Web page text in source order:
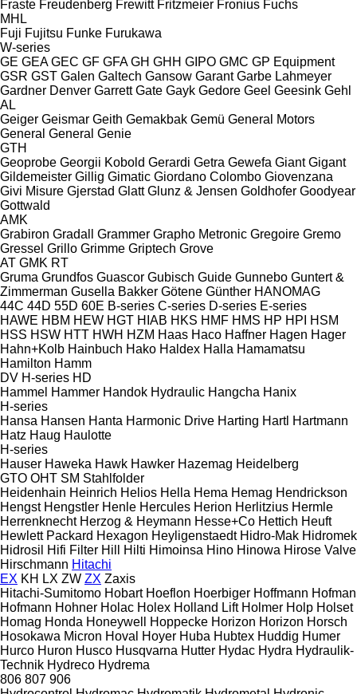
Fraste Freudenberg Frewitt Fritzmeier Fronius Fuchs
MHL
Fuji Fujitsu Funke Furukawa
W-series
GE GEA GEC GF GFA GH GHH GIPO GMC GP Equipment
GSR GST Galen Galtech Gansow Garant Garbe Lahmeyer
Gardner Denver Garrett Gate Gayk Gedore Geel Geesink Gehl
AL
Geiger Geismar Geith Gemakbak Gemü General Motors
General General Genie
GTH
Geoprobe Georgii Kobold Gerardi Getra Gewefa Giant Gigant
Gildemeister Gillig Gimatic Giordano Colombo Giovenzana
Givi Misure Gjerstad Glatt Glunz & Jensen Goldhofer Goodyear
Gottwald
AMK
Grabiron Gradall Grammer Grapho Metronic Gregoire Gremo
Gressel Grillo Grimme Griptech Grove
AT GMK RT
Gruma Grundfos Guascor Gubisch Guide Gunnebo Guntert &
Zimmerman Gusella Bakker Götene Günther HANOMAG
44C 44D 55D 60E B-series C-series D-series E-series
HAWE HBM HEW HGT HIAB HKS HMF HMS HP HPI
HSM
HSS HSW HTT HWH HZM Haas Haco Haffner Hagen Hager
Hahn+Kolb Hainbuch Hako Haldex Halla Hamamatsu
Hamilton Hamm
DV H-series HD
Hammel Hammer Handok Hydraulic Hangcha Hanix
H-series
Hansa Hansen Hanta Harmonic Drive Harting Hartl Hartmann
Hatz Haug Haulotte
H-series
Hauser Haweka Hawk Hawker Hazemag Heidelberg
GTO OHT SM Stahlfolder
Heidenhain Heinrich Helios Hella Hema Hemag Hendrickson
Hengst Hengstler Henle Hercules Herion Herlitzius Hermle
Herrenknecht Herzog & Heymann Hesse+Co Hettich Heuft
Hewlett Packard Hexagon Heyligenstaedt Hidro-Mak Hidromek
Hidrosil
Hifi Filter Hill Hilti Himoinsa Hino Hinowa Hirose Valve
Hirschmann Hitachi
EX KH LX ZW ZX Zaxis
Hitachi-Sumitomo Hobart Hoeflon Hoerbiger Hoffmann Hofman
Hofmann Hohner Holac Holex Holland Lift Holmer Holp Holset
Homag Honda Honeywell Hoppecke Horizon Horizon Horsch
Hosokawa Micron Hoval Hoyer Huba Hubtex Huddig Humer
Hurco Huron Husco Husqvarna Hutter Hydac Hydra Hydraulik-
Technik Hydreco Hydrema
806 807 906